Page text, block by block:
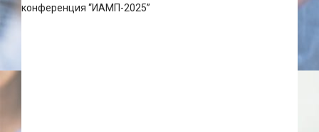
конференция “ИАМП-2025”